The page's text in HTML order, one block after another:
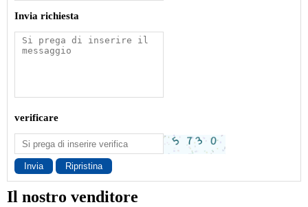
Invia richiesta
verificare
Invia Ripristina
Il nostro venditore